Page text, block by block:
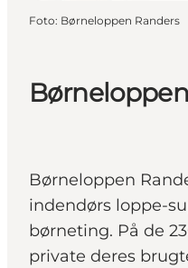
Børneloppen
indendørs loppe-
børneting. På de
private deres
Foto: Børneloppen Randers